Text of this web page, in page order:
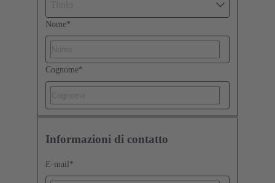
Nome*
Cognome*
Informazioni di contatto
E-mail *